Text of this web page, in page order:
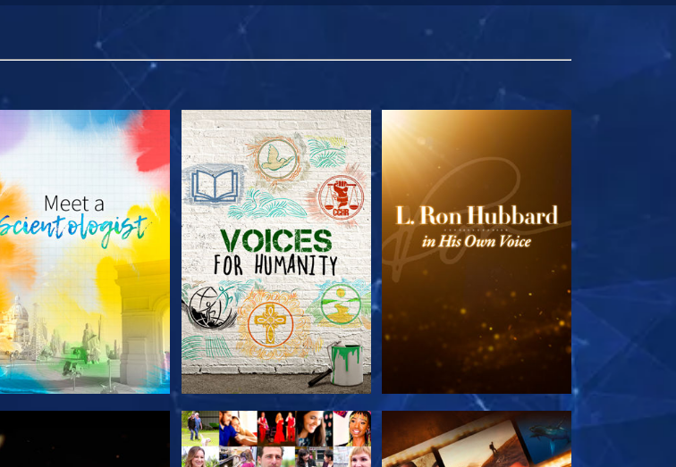
SERIE ENTDECKEN SERIE ENTDECKEN SERIE ENTDECKEN